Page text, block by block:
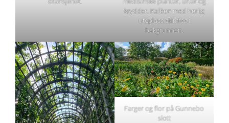
krydder. Kafèen med herlig
uteplass skimtes i
bakgrunnen.
Farger og flor på Gunnebo
slott